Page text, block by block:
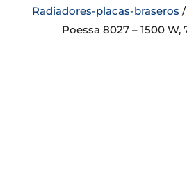
Radiadores-placas-braseros
Poessa 8027 – 1500 W,